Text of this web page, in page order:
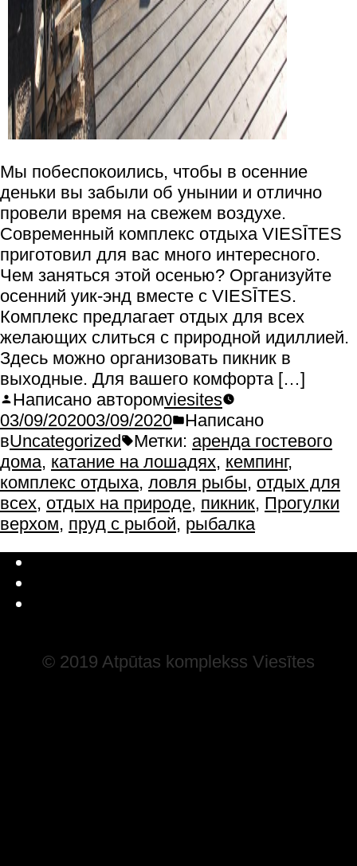
Мы побеспокоились, чтобы в осенние
деньки вы забыли об унынии и отлично
провели время на свежем воздухе.
Современный комплекс отдыха VIESĪTES
приготовил для вас много интересного.
Чем заняться этой осенью? Организуйте
осенний уик-энд вместе с VIESĪTES.
Комплекс предлагает отдых для всех
желающих слиться с природной идиллией.
Здесь можно организовать пикник в
выходные. Для вашего комфорта […]
Написано авторомviesites
03/09/202003/09/2020
Написано
вUncategorized Метки: аренда гостевого
дома, катание на лошадях, кемпинг,
комплекс отдыха, ловля рыбы, отдых для
всех, отдых на природе, пикник, Прогулки
верхом, пруд с рыбой, рыбалка
© 2019 Atpūtas komplekss Viesītes